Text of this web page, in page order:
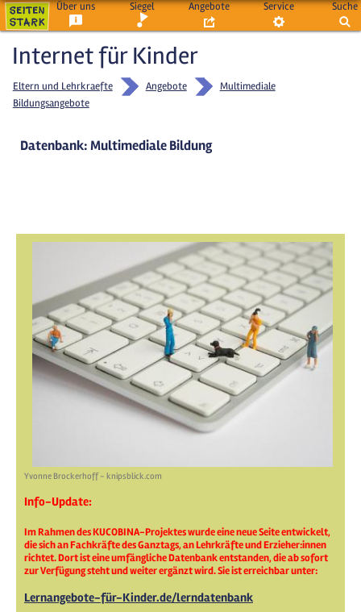
Über uns Siegel Angebote Service Suche
Internet für Kinder
Eltern und Lehrkraefte Angebote
Multimediale
Bildungsangebote
Datenbank: Multimediale Bildung
Yvonne Brockerhoff - knipsblick.com
Info-Update:
Im Rahmen des KUCOBINA-Projektes wurde eine neue Seite entwickelt,
die sich an Fachkräfte des Ganztags, an Lehrkräfte und Erzieher:innen
richtet. Dort ist eine umfängliche Datenbank entstanden, die ab sofort
zur Verfügung steht und weiter ergänzt wird. Sie ist erreichbar unter:
Lernangebote-für-Kinder.de/lerndatenbank